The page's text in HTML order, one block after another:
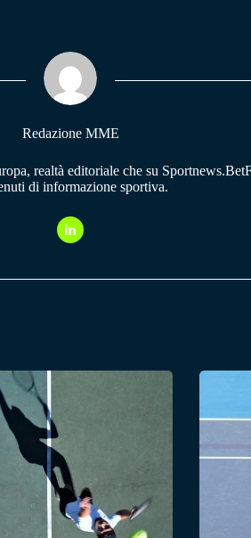
Redazione MME
realtà editoriale che su
di informazione sportiva.